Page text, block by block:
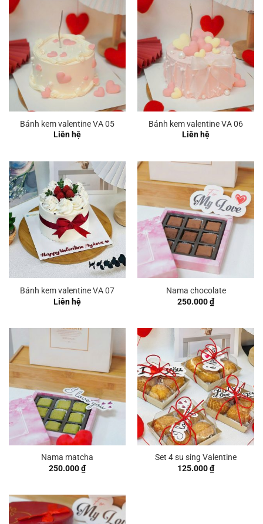
Bánh kem valentine VA 05
Liên hệ
Bánh kem valentine VA 06
Liên hệ
Bánh kem valentine VA 07
Liên hệ
Nama chocolate
250.000₫
Nama matcha
250.000₫
Set 4 su sing Valentine
125.000₫